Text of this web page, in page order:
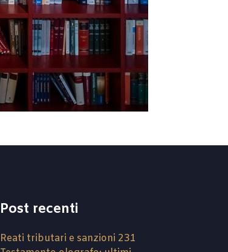
Post recenti
Reati tributari e sanzioni 231